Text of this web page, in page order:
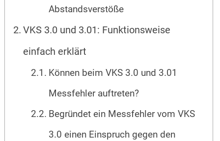
Abstandsverstöße
VKS 3.0 und 3.01: Funktionsweise
einfach erklärt
Können beim VKS 3.0 und 3.01
Messfehler auftreten?
Begründet ein Messfehler vom VKS
3.0 einen Einspruch gegen den